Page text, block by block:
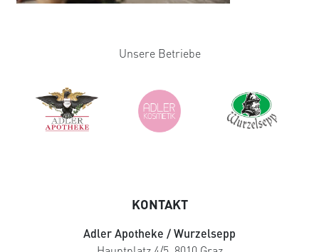
Unsere Betriebe
KONTAKT
Adler Apotheke / Wurzelsepp